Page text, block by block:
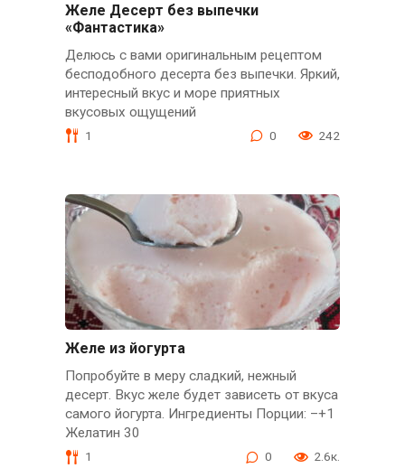
Желе Десерт без выпечки
«Фантастика»
Делюсь с вами оригинальным рецептом
бесподобного десерта без выпечки. Яркий,
интересный вкус и море приятных
вкусовых ощущений
1 0 242
Желе из йогурта
Попробуйте в меру сладкий, нежный
десерт. Вкус желе будет зависеть от вкуса
самого йогурта. Ингредиенты Порции: –+1
Желатин 30
1 0 2.6к.